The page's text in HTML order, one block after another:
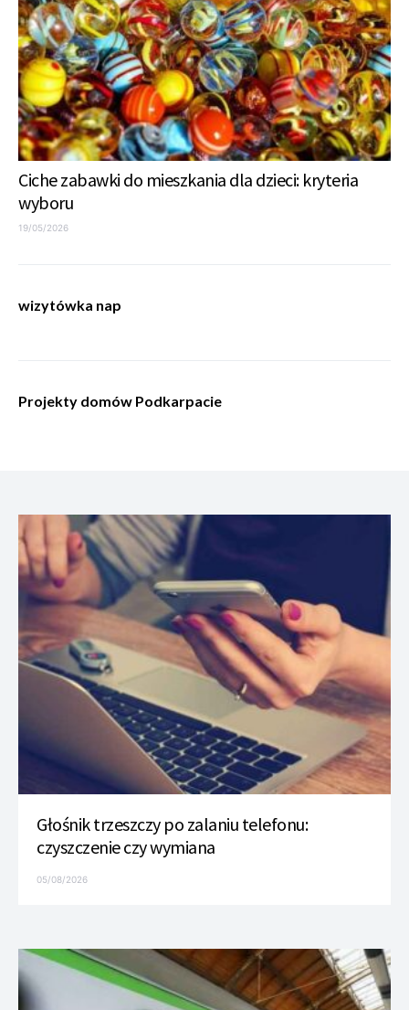
Ciche zabawki do mieszkania dla dzieci: kryteria
wyboru
19/05/2026
wizytówka nap
Projekty domów Podkarpacie
Głośnik trzeszczy po zalaniu telefonu:
czyszczenie czy wymiana
05/08/2026